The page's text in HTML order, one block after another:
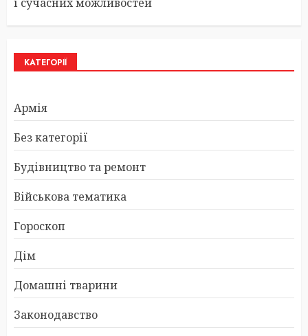
КАТЕГОРІЇ
Армія
Без категорії
Будівництво та ремонт
Військова тематика
Гороскоп
Дім
Домашні тварини
Законодавство